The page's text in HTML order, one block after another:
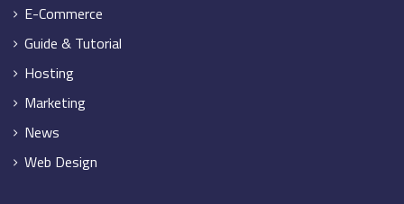
E-Commerce
Guide & Tutorial
Hosting
Marketing
News
Web Design